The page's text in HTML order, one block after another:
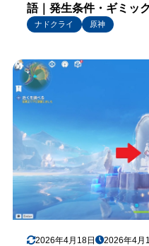
語｜発生条件・ギミッ
ナドクライ
原神
2026年4月18日 2026年4月